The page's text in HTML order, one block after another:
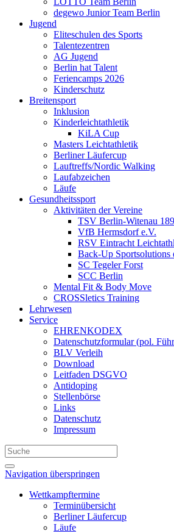
degewo Junior Team Berlin
Jugend
Eliteschulen des Sports
Talentezentren
AG Jugend
Berlin hat Talent
Feriencamps 2026
Kinderschutz
Breitensport
Inklusion
Kinderleichtathletik
KiLA Cup
Masters Leichtathletik
Berliner Läufercup
Lauftreffs/Nordic Walking
Laufabzeichen
Läufe
Gesundheitssport
Aktivitäten der Vereine
TSV Berlin-Witenau
VfB Hermsdorf e.V.
RSV Eintracht
Back-Up Sportsolutions
SC Tegeler Forst
SCC Berlin
Mental Fit & Body Move
CROSSletics Training
Lehrwesen
Service
EHRENKODEX
Datenschutzformular (pol.
BLV Verleih
Download
Leitfaden DSGVO
Antidoping
Stellenbörse
Links
Datenschutz
Impressum
Navigation überspringen
Wettkampftermine
Terminübersicht
Berliner Läufercup
Läufe